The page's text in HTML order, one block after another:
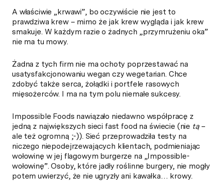
A właściwie „krwawi”, bo oczywiście nie jest to
prawdziwa krew – mimo że jak krew wygląda i jak krew
smakuje. W każdym razie o żadnych „przymrużeniu oka”
nie ma tu mowy.
Żadna z tych firm nie ma ochoty poprzestawać na
usatysfakcjonowaniu wegan czy wegetarian. Chce
zdobyć także serca, żołądki i portfele rasowych
mięsożerców. I ma na tym polu niemałe sukcesy.
Impossible Foods nawiązało niedawno współpracę z
jedną z największych sieci fast food na świecie (nie tą–
ale też ogromną ;-)). Sieć przeprowadziła testy na
niczego niepodejrzewających klientach, podmieniając
wołowinę w jej flagowym burgerze na „Impossible-
wołowinę”. Osoby, które jadły roślinne burgery, nie mogły
potem uwierzyć, że nie ugryzły ani kawałka… krowy.